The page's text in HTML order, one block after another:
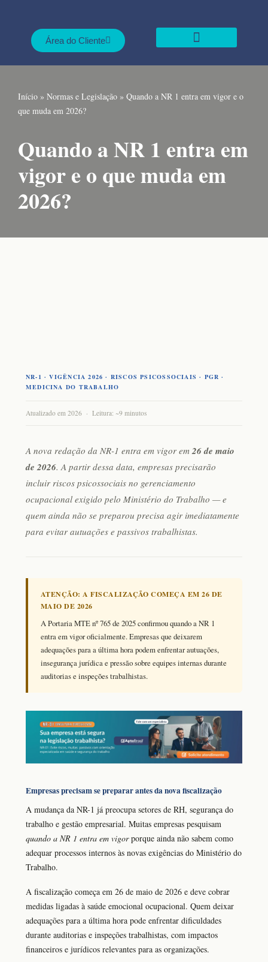
o
Área do Cliente
Início » Normas e Legislação » Quando a NR 1 entra em vigor e o
que muda em 2026?
Quando a NR 1 entra em
vigor e o que muda em
2026?
NR-1 · VIGÊNCIA 2026 · RISCOS PSICOSSOCIAIS · PGR ·
MEDICINA DO TRABALHO
Atualizado em 2026 · Leitura: ~9 minutos
A nova redação da NR-1 entra em vigor em 26 de maio
de 2026. A partir dessa data, empresas precisarão
incluir riscos psicossociais no gerenciamento
ocupacional exigido pelo Ministério do Trabalho — e
quem ainda não se preparou precisa agir imediatamente
para evitar autuações e passivos trabalhistas.
ATENÇÃO: A FISCALIZAÇÃO COMEÇA EM 26 DE
MAIO DE 2026
A Portaria MTE nº 765 de 2025 confirmou quando a NR 1
entra em vigor oficialmente. Empresas que deixarem
adequações para a última hora podem enfrentar autuações,
insegurança jurídica e pressão sobre equipes internas durante
auditorias e inspeções trabalhistas.
Empresas precisam se preparar antes da nova fiscalização
A mudança da NR-1 já preocupa setores de RH, segurança do
trabalho e gestão empresarial. Muitas empresas pesquisam
quando a NR 1 entra em vigorporque ainda não sabem como
adequar processos internos às novas exigências do Ministério do
Trabalho.
A fiscalização começa em 26 de maio de 2026 e deve cobrar
medidas ligadas à saúde emocional ocupacional. Quem deixar
adequações para a última hora pode enfrentar dificuldades
durante auditorias e inspeções trabalhistas, com impactos
financeiros e jurídicos relevantes para as organizações.